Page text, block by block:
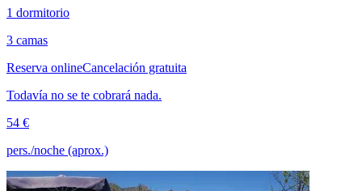
1 dormitorio
3 camas
Reserva onlineCancelación gratuita
Todavía no se te cobrará nada.
54 €
pers./noche (aprox.)